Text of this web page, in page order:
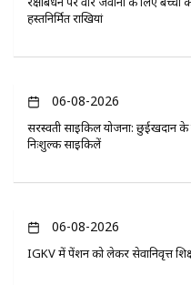
हस्तनिर्मित राखियां
06-08-2026
सरस्वती साइकिल योजना: छुईखदान के
निःशुल्क साइकिलें
06-08-2026
IGKV में पेंशन को लेकर सेवानिवृत्त